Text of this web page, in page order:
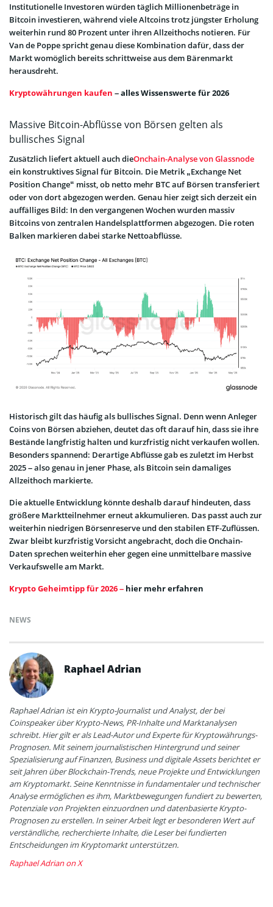
Institutionelle Investoren würden täglich Millionenbeträge in
Bitcoin investieren, während viele Altcoins trotz jüngster Erholung
weiterhin rund 80 Prozent unter ihren Allzeithochs notieren. Für
Van de Poppe spricht genau diese Kombination dafür, dass der
Markt womöglich bereits schrittweise aus dem Bärenmarkt
herausdreht.
Kryptowährungen kaufen – alles Wissenswerte für 2026
Massive Bitcoin-Abflüsse von Börsen gelten als
bullisches Signal
Zusätzlich liefert aktuell auch dieOnchain-Analyse von Glassnode
ein konstruktives Signal für Bitcoin. Die Metrik „Exchange Net
Position Change“ misst, ob netto mehr BTC auf Börsen transferiert
oder von dort abgezogen werden. Genau hier zeigt sich derzeit ein
auffälliges Bild: In den vergangenen Wochen wurden massiv
Bitcoins von zentralen Handelsplattformen abgezogen. Die roten
Balken markieren dabei starke Nettoabflüsse.
Historisch gilt das häufig als bullisches Signal. Denn wenn Anleger
Coins von Börsen abziehen, deutet das oft darauf hin, dass sie ihre
Bestände langfristig halten und kurzfristig nicht verkaufen wollen.
Besonders spannend: Derartige Abflüsse gab es zuletzt im Herbst
2025 – also genau in jener Phase, als Bitcoin sein damaliges
Allzeithoch markierte.
Die aktuelle Entwicklung könnte deshalb darauf hindeuten, dass
größere Marktteilnehmer erneut akkumulieren. Das passt auch zur
weiterhin niedrigen Börsenreserve und den stabilen ETF-Zuflüssen.
Zwar bleibt kurzfristig Vorsicht angebracht, doch die Onchain-
Daten sprechen weiterhin eher gegen eine unmittelbare massive
Verkaufswelle am Markt.
Krypto Geheimtipp für 2026 – hier mehr erfahren
NEWS
Raphael Adrian
Raphael Adrian ist ein Krypto-Journalist und Analyst, der bei
Coinspeaker über Krypto-News, PR-Inhalte und Marktanalysen
schreibt. Hier gilt er als Lead-Autor und Experte für Kryptowährungs-
Prognosen. Mit seinem journalistischen Hintergrund und seiner
Spezialisierung auf Finanzen, Business und digitale Assets berichtet er
seit Jahren über Blockchain-Trends, neue Projekte und Entwicklungen
am Kryptomarkt. Seine Kenntnisse in fundamentaler und technischer
Analyse ermöglichen es ihm, Marktbewegungen fundiert zu bewerten,
Potenziale von Projekten einzuordnen und datenbasierte Krypto-
Prognosen zu erstellen. In seiner Arbeit legt er besonderen Wert auf
verständliche, recherchierte Inhalte, die Leser bei fundierten
Entscheidungen im Kryptomarkt unterstützen.
Raphael Adrian on X